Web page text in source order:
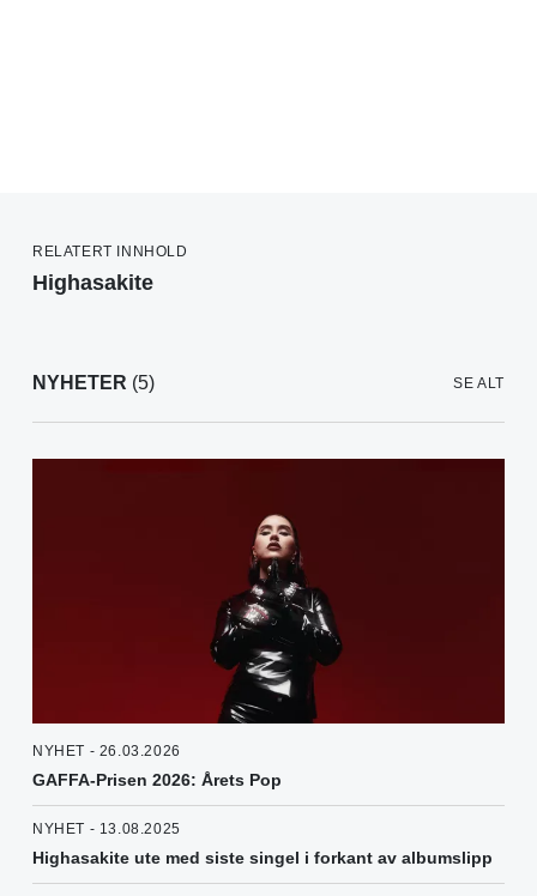
RELATERT INNHOLD
Highasakite
NYHETER (5) SE ALT
NYHET - 26.03.2026
GAFFA-Prisen 2026: Årets Pop
NYHET - 13.08.2025
Highasakite ute med siste singel i forkant av albumslipp